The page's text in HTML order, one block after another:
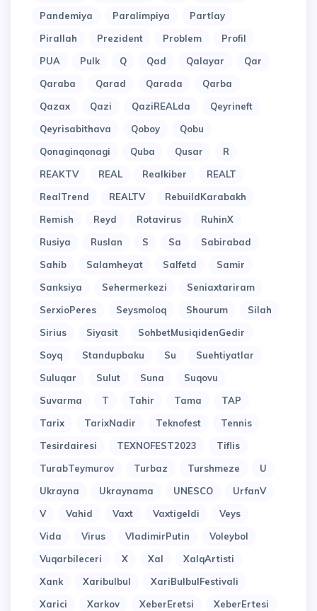
Pandemiya Paralimpiya
Partlay
Pirallah
Prezident Problem
Profil
PUA
Pulk Q Qad Qalayar
Qar
Qaraba
Qarad Qarada
Qarba
Qazax
Qazi QaziREALda
Qeyrineft
Qeyrisabithava
Qoboy
Qobu
Qonaginqonagi
Quba Qusar
R
REAKTV
REAL Realkiber
REALT
RealTrend
REALTV
RebuildKarabakh
Remish
Reyd Rotavirus
RuhinX
Rusiya
Ruslan S Sa
Sabirabad
Sahib
Salamheyat Salfetd
Samir
Sanksiya
Sehermerkezi
Seniaxtariram
SerxioPeres
Seysmoloq Shourum
Silah
Sirius
Siyasit
SohbetMusiqidenGedir
Soyq
Standupbaku Su
Suehtiyatlar
Suluqar
Sulut Suna
Suqovu
Suvarma
T Tahir Tama
TAP
Tarix
TarixNadir Teknofest
Tennis
Tesirdairesi
TEXNOFEST2023
Tiflis
TurabTeymurov
Turbaz Turshmeze
U
Ukrayna
Ukraynama UNESCO
UrfanV
V
Vahid Vaxt Vaxtigeldi
Veys
Vida
Virus VladimirPutin
Voleybol
Vuqarbileceri
X Xal
XalqArtisti
Xank
Xaribulbul
XariBulbulFestivali
Xarici
Xarkov XeberEretsi
XeberErtesi